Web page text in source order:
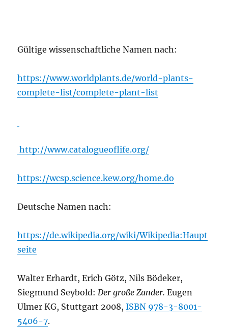
Gültige wissenschaftliche Namen nach:
https://www.worldplants.de/world-plants-
complete-list/complete-plant-list
http://www.catalogueoflife.org/
https://wcsp.science.kew.org/home.do
Deutsche Namen nach:
https://de.wikipedia.org/wiki/Wikipedia:Haupt
seite
Walter Erhardt, Erich Götz, Nils Bödeker,
Siegmund Seybold:Der große Zander. Eugen
Ulmer KG, Stuttgart 2008,ISBN 978-3-8001-
5406-7.